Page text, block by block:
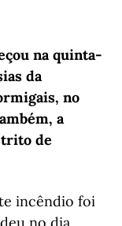
na quinta-
da
no
a
de
incêndio foi